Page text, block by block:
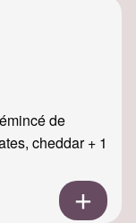
de
cheddar + 1